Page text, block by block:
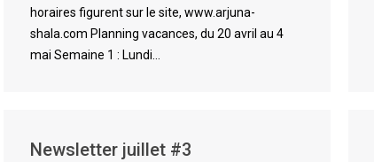
horaires figurent sur le site, www.arjuna-
shala.com Planning vacances, du 20 avril au 4
mai Semaine 1 : Lundi…
Newsletter juillet #3